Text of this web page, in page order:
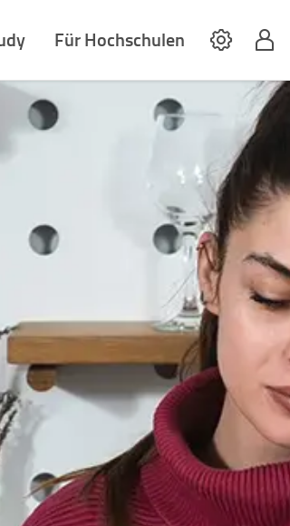
Für Hochschulen SettingsProfil